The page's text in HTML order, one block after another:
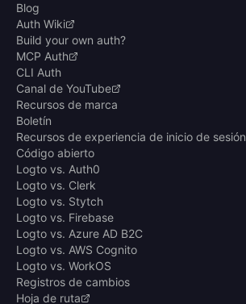
Blog
Auth Wiki
Build your own auth?
MCP Auth
CLI Auth
Canal de YouTube
Recursos de marca
Boletín
Recursos de experiencia de inicio de sesión
Código abierto
Logto vs. Auth0
Logto vs. Clerk
Logto vs. Stytch
Logto vs. Firebase
Logto vs. Azure AD B2C
Logto vs. AWS Cognito
Logto vs. WorkOS
Registros de cambios
Hoja de ruta